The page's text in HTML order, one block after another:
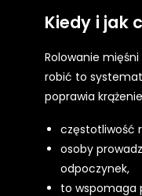
Kiedy i jak
Rolowanie
robić to
poprawia
częstotliwość
osoby
odpoczynek,
to wspomaga